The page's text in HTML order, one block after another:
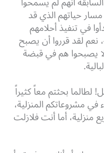
حياتهم الذي قد
في تنفيذ أحلامهم
نعم لقد قرروا أن يصبح
يصبحوا هم في قبضة
بحثتم معاً كثيراً
مشروعاتكم المنزلية،
منزلية، أما أنت فلازلت